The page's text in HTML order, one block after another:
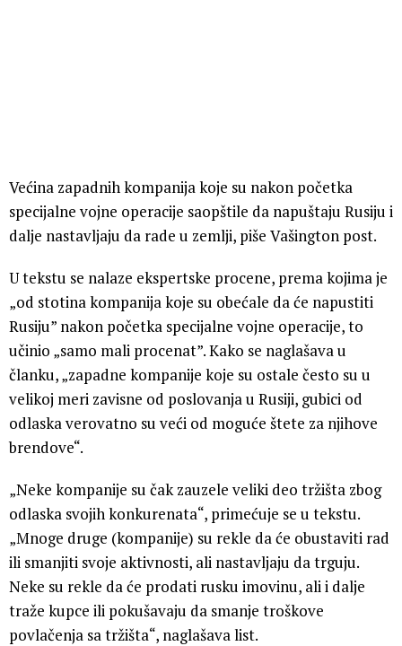
Većina zapadnih kompanija koje su nakon početka
specijalne vojne operacije saopštile da napuštaju Rusiju i
dalje nastavljaju da rade u zemlji, piše Vašington post.
U tekstu se nalaze ekspertske procene, prema kojima je
„od stotina kompanija koje su obećale da će napustiti
Rusiju” nakon početka specijalne vojne operacije, to
učinio „samo mali procenat”. Kako se naglašava u
članku, „zapadne kompanije koje su ostale često su u
velikoj meri zavisne od poslovanja u Rusiji, gubici od
odlaska verovatno su veći od moguće štete za njihove
brendove“.
„Neke kompanije su čak zauzele veliki deo tržišta zbog
odlaska svojih konkurenata“, primećuje se u tekstu.
„Mnoge druge (kompanije) su rekle da će obustaviti rad
ili smanjiti svoje aktivnosti, ali nastavljaju da trguju.
Neke su rekle da će prodati rusku imovinu, ali i dalje
traže kupce ili pokušavaju da smanje troškove
povlačenja sa tržišta“, naglašava list.